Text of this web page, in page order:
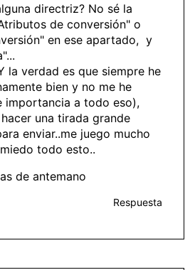
directriz? No sé la
de conversión" o
en ese apartado, y
la verdad es que siempre he
bien y no me he
importancia a todo eso),
una tirada grande
enviar..me juego mucho
todo esto..
de antemano
Respuesta